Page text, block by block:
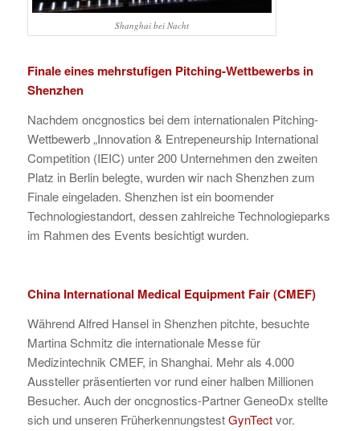
Shanghai bei Nacht
Finale eines mehrstufigen Pitching-Wettbewerbs in
Shenzhen
Nachdem oncgnostics bei dem internationalen Pitching-
Wettbewerb „Innovation & Entrepeneurship International
Competition (IEIC) unter 200 Unternehmen den zweiten
Platz in Berlin belegte, wurden wir nach Shenzhen zum
Finale eingeladen. Shenzhen ist ein boomender
Technologiestandort, dessen zahlreiche Technologieparks
im Rahmen des Events besichtigt wurden.
China International Medical Equipment Fair (CMEF)
Während Alfred Hansel in Shenzhen pitchte, besuchte
Martina Schmitz die internationale Messe für
Medizintechnik CMEF, in Shanghai. Mehr als 4.000
Aussteller präsentierten vor rund einer halben Millionen
Besucher. Auch der oncgnostics-Partner GeneoDx stellte
sich und unseren FrüherkennungstestGynTectvor.